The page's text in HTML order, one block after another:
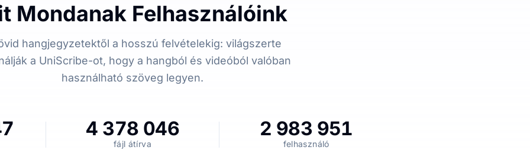
Mondanak Felhasználóink
hangjegyzetektől a hosszú felvételekig: világszerte
a UniScribe-ot, hogy a hangból és videóból valóban
használható szöveg legyen.
4 378 046
fájl átírva
2 983 951
felhasználó